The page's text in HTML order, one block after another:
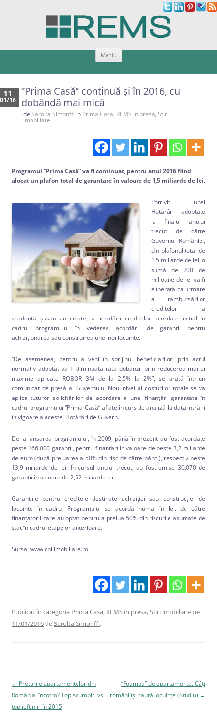
Meniu
Sari
conținut
11
01/16
”Prima Casă” continuă și în 2016, cu
dobândă mai mică
de Sarolta Simonffi in Prima Casa, REMS in presa, Stiri
imobiliare
Programul “Prima Casă“ va fi continuat, pentru anul 2016 fiind
alocat un plafon total de garantare în valoare de 1,5 miliarde de lei.
Potrivit unei
Hotărâri adoptate
la finalul anului
trecut de către
Guvernul României,
din plafonul total de
1,5 miliarde de lei, o
sumă de 200 de
milioane de lei va fi
eliberată ca urmare
a rambursărilor
creditelor la
scadență și/sau anticipate, a lichidării creditelor acordate inițial în
cadrul programului în vederea acordării de garanții pentru
achiziționarea sau construirea unei noi locuințe.
”De asemenea, pentru a veni în sprijinul beneficiarilor, prin actul
normativ adoptat va fi diminuată rata dobânzii prin reducerea marjei
maxime aplicate ROBOR 3M de la 2,5% la 2%”, se arată într-un
comunicat de presă al Guvernului Noul nivel al costurilor totale se va
aplica tuturor solicitărilor de acordare a unei finanțări garantate în
cadrul programului “Prima Casă“ aflate în curs de analiză la data intrării
în vigoare a acestei Hotărâri de Guvern.
De la lansarea programului, în 2009, până în prezent au fost acordate
peste 166.000 garanţii, pentru finanţări în valoare de peste 3,2 miliarde
de euro (după preluarea a 50% din risc de către bănci), respectiv peste
13,9 miliarde de lei. În cursul anului trecut, au fost emise 30.070 de
garanții în valoare de 2,52 miliarde lei.
Garanţiile pentru creditele destinate achiziţiei sau construcţiei de
locuinţe în cadrul Programului se acordă numai în lei, de către
finanţatorii care au optat pentru a prelua 50% din riscurile asumate de
stat în cadrul etapelor anterioare.
Sursa: www.cpi.imobiliare.ro
Publicat în categoria Prima Casa, REMS in presa,Stiri imobiliare pe
11/01/2016deSarolta Simonffi.
Navigare
în
articole
← Prețurile apartamentelor din
România, încotro? Top scumpiri vs.
top ieftiniri în 2015
“Foamea” de apartamente. Câți
români își caută locuințe (Studiu) →